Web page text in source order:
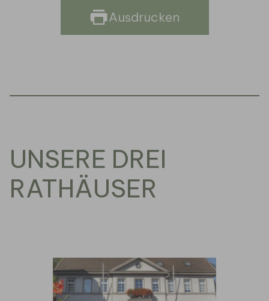
Ausdrucken
UNSERE DREI
RATHÄUSER